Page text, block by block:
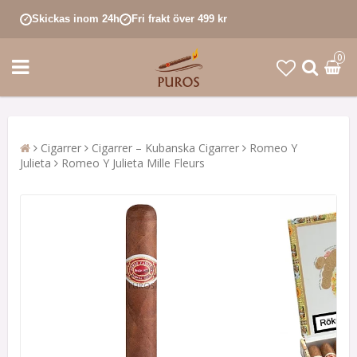
✓ Skickas inom 24h ✓ Fri frakt över 499 kr
0
Cigarrer Cigarrer – Kubanska Cigarrer
Romeo Y
Julieta
Romeo Y Julieta Mille Fleurs